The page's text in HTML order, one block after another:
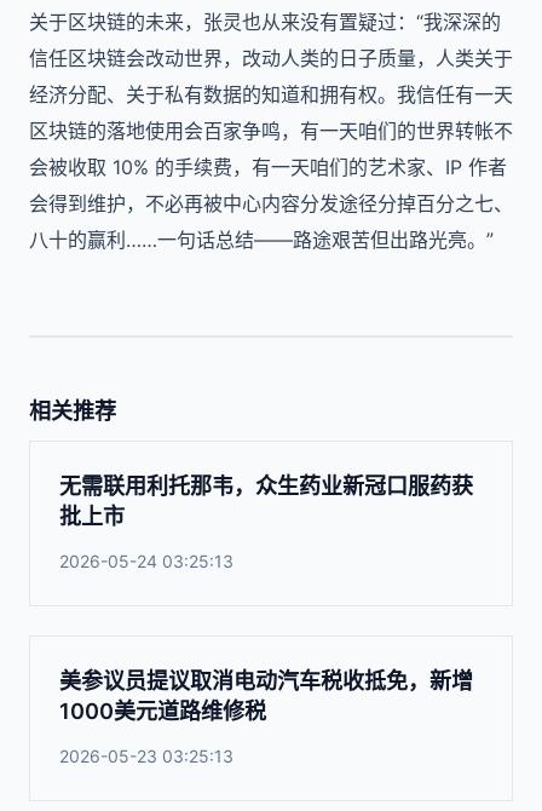
关于区块链的未来，张灵也从来没有置疑过：“我深深的
信任区块链会改动世界，改动人类的日子质量，人类关于
经济分配、关于私有数据的知道和拥有权。我信任有一天
区块链的落地使用会百家争鸣，有一天咱们的世界转帐不
会被收取 10% 的手续费，有一天咱们的艺术家、IP 作者
会得到维护，不必再被中心内容分发途径分掉百分之七、
八十的赢利……一句话总结——路途艰苦但出路光亮。”
相关推荐
无需联用利托那韦，众生药业新冠口服药获
批上市
2026-05-24 03:25:13
美参议员提议取消电动汽车税收抵免，新增
1000美元道路维修税
2026-05-23 03:25:13